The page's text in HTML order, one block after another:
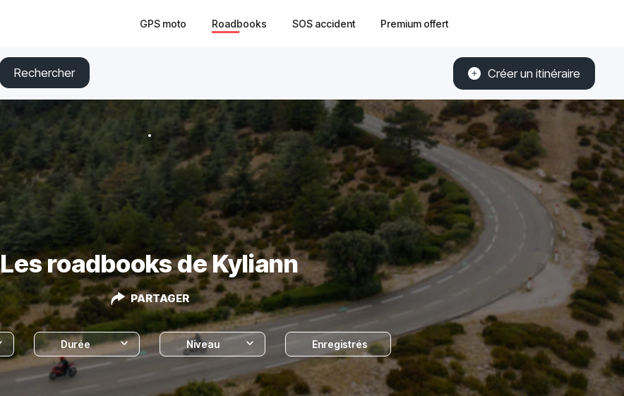
GPS moto Roadbooks SOS accident Premium offert
Rechercher Créer un itinéraire
Les roadbooks de Kyliann
PARTAGER
Durée Niveau Enregistrés